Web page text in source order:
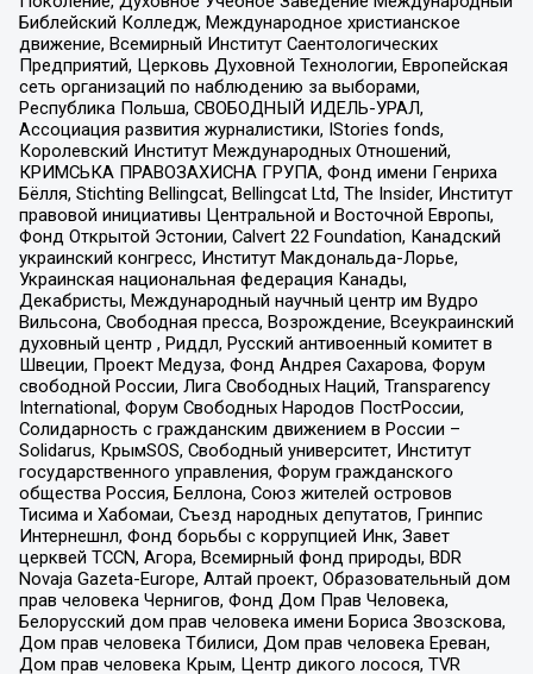
Библейский Колледж, Международное христианское
движение, Всемирный Институт Саентологических
Предприятий, Церковь Духовной Технологии, Европейская
сеть организаций по наблюдению за выборами,
Республика Польша, СВОБОДНЫЙ ИДЕЛЬ-УРАЛ,
Ассоциация развития журналистики, IStories fonds,
Королевский Институт Международных Отношений,
КРИМСЬКА ПРАВОЗАХИСНА ГРУПА, Фонд имени Генриха
Бёлля, Stichting Bellingcat, Bellingcat Ltd, The Insider, Институт
правовой инициативы Центральной и Восточной Европы,
Фонд Открытой Эстонии, Calvert 22 Foundation, Канадский
украинский конгресс, Институт Макдональда-Лорье,
Украинская национальная федерация Канады,
Декабристы, Международный научный центр им Вудро
Вильсона, Свободная пресса, Возрождение, Всеукраинский
духовный центр , Риддл, Русский антивоенный комитет в
Швеции, Проект Медуза, Фонд Андрея Сахарова, Форум
свободной России, Лига Свободных Наций, Transparеncy
International, Форум Свободных Народов ПостРоссии,
Солидарность с гражданским движением в России –
Solidarus, КрымSOS, Свободный университет, Институт
государственного управления, Форум гражданского
общества Россия, Беллона, Союз жителей островов
Тисима и Хабомаи, Съезд народных депутатов, Гринпис
Интернешнл, Фонд борьбы с коррупцией Инк, Завет
церквей TCCN, Агора, Всемирный фонд природы, BDR
Novaja Gazeta-Europe, Алтай проект, Образовательный дом
прав человека Чернигов, Фонд Дом Прав Человека,
Белорусский дом прав человека имени Бориса Звозскова,
Дом прав человека Тбилиси, Дом прав человека Ереван,
Дом прав человека Крым, Центр дикого лосося, TVR